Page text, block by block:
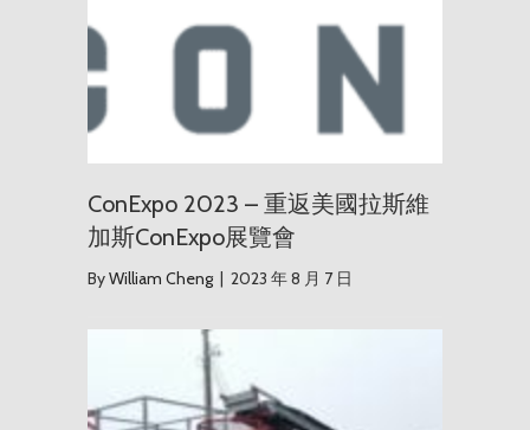
ConExpo 2023 – 重返美國拉斯維
加斯ConExpo展覽會
ByWilliam Cheng | 2023 年 8 月 7 日